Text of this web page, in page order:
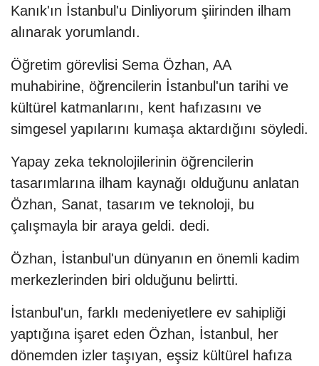
Kanık'ın İstanbul'u Dinliyorum şiirinden ilham
alınarak yorumlandı.
Öğretim görevlisi Sema Özhan, AA
muhabirine, öğrencilerin İstanbul'un tarihi ve
kültürel katmanlarını, kent hafızasını ve
simgesel yapılarını kumaşa aktardığını söyledi.
Yapay zeka teknolojilerinin öğrencilerin
tasarımlarına ilham kaynağı olduğunu anlatan
Özhan, Sanat, tasarım ve teknoloji, bu
çalışmayla bir araya geldi. dedi.
Özhan, İstanbul'un dünyanın en önemli kadim
merkezlerinden biri olduğunu belirtti.
İstanbul'un, farklı medeniyetlere ev sahipliği
yaptığına işaret eden Özhan, İstanbul, her
dönemden izler taşıyan, eşsiz kültürel hafıza